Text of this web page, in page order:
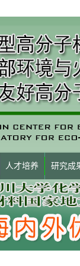
人才培养 研究成